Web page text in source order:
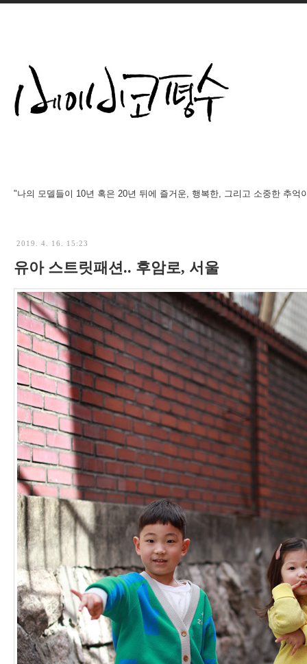
"나의 모델들이 10년 혹은 20년 뒤에 즐거운, 행복한, 그리고 소중한 추억
2019. 4. 16. 15:23
유아 스트릿패션.. 후암로, 서울